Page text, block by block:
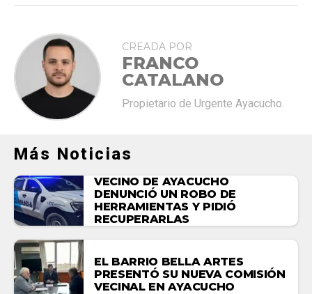
CREADA POR
FRANCO
CATALANO
Propietario de Urgente Ayacucho.
Más Noticias
VECINO DE AYACUCHO
DENUNCIÓ UN ROBO DE
HERRAMIENTAS Y PIDIÓ
RECUPERARLAS
EL BARRIO BELLA ARTES
PRESENTÓ SU NUEVA COMISIÓN
VECINAL EN AYACUCHO